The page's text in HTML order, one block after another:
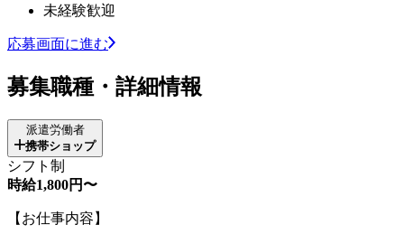
未経験歓迎
応募画面に進む
募集職種・詳細情報
派遣労働者
携帯ショップ
シフト制
時給1,800円〜
【お仕事内容】